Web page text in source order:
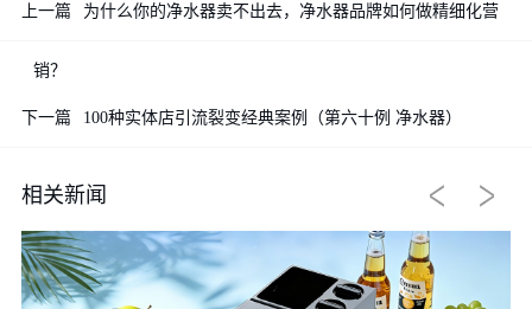
上一篇 为什么你的净水器卖不出去，净水器品牌如何做精细化营
销？
下一篇 100种实体店引流裂变经典案例（第六十例 净水器）
相关新闻